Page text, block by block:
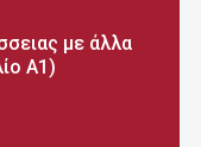
με άλλα
Α1)